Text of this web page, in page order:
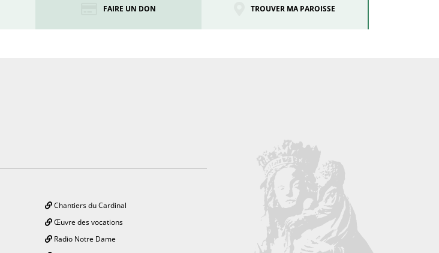
FAIRE UN DON TROUVER MA PAROISSE
Chantiers du Cardinal
Œuvre des vocations
Radio Notre Dame